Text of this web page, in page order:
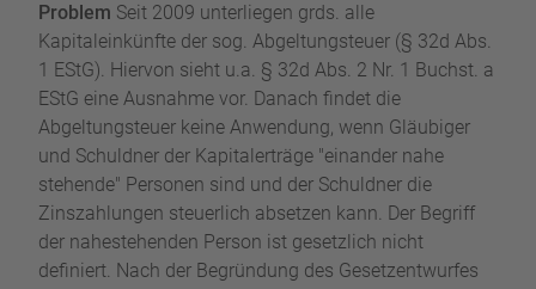
Problem Seit 2009 unterliegen grds. alle
Kapitaleinkünfte der sog. Abgeltungsteuer (§ 32d Abs.
1 EStG). Hiervon sieht u.a. § 32d Abs. 2 Nr. 1 Buchst. a
EStG eine Ausnahme vor. Danach findet die
Abgeltungsteuer keine Anwendung, wenn Gläubiger
und Schuldner der Kapitalerträge "einander nahe
stehende" Personen sind und der Schuldner die
Zinszahlungen steuerlich absetzen kann. Der Begriff
der nahestehenden Person ist gesetzlich nicht
definiert. Nach der Begründung des Gesetzentwurfes